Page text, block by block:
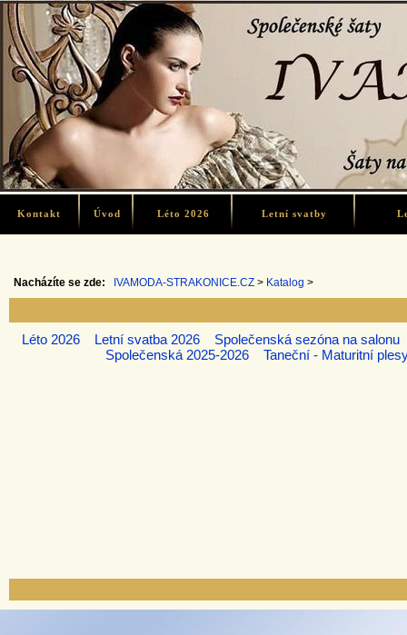
Kontakt Úvod Léto 2026 Letní svatby
Nacházíte se zde: IVAMODA-STRAKONICE.CZ > Katalog >
Léto 2026 Letní svatba 2026
Společenská sezóna na salonu
Společenská 2025-2026
Taneční - Maturitní